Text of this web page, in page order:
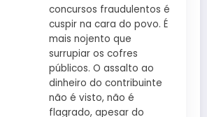
concursos fraudulentos é
cuspir na cara do povo. É
mais nojento que
surrupiar os cofres
públicos. O assalto ao
dinheiro do contribuinte
não é visto, não é
flagrado, apesar do